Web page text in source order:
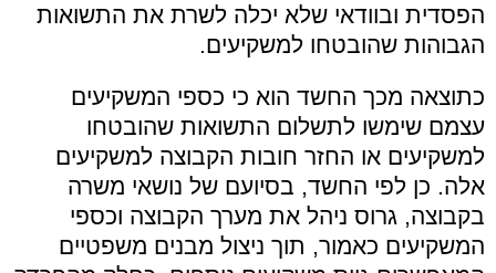
הפסדית ובוודאי שלא יכלה לשרת את התשואות
הגבוהות שהובטחו למשקיעים.
כתוצאה מכך החשד הוא כי כספי המשקיעים
עצמם שימשו לתשלום התשואות שהובטחו
למשקיעים או החזר חובות הקבוצה למשקיעים
אלה. כן לפי החשד, בסיועם של נושאי משרה
בקבוצה, גרוס ניהל את מערך הקבוצה וכספי
המשקיעים כאמור, תוך ניצול מבנים משפטיים